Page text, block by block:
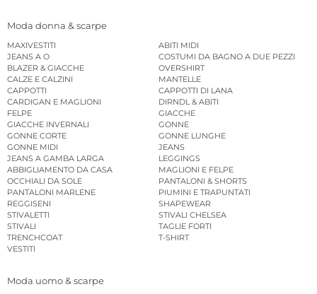
Moda donna & scarpe
MAXIVESTITI
ABITI MIDI
JEANS A O
COSTUMI DA BAGNO A DUE PEZZI
BLAZER & GIACCHE
OVERSHIRT
CALZE E CALZINI
MANTELLE
CAPPOTTI
CAPPOTTI DI LANA
CARDIGAN E MAGLIONI
DIRNDL & ABITI
FELPE
GIACCHE
GIACCHE INVERNALI
GONNE
GONNE CORTE
GONNE LUNGHE
GONNE MIDI
JEANS
JEANS A GAMBA LARGA
LEGGINGS
ABBIGLIAMENTO DA CASA
MAGLIONI E FELPE
OCCHIALI DA SOLE
PANTALONI & SHORTS
PANTALONI MARLENE
PIUMINI E TRAPUNTATI
REGGISENI
SHAPEWEAR
STIVALETTI
STIVALI CHELSEA
STIVALI
TAGLIE FORTI
TRENCHCOAT
T-SHIRT
VESTITI
Moda uomo & scarpe